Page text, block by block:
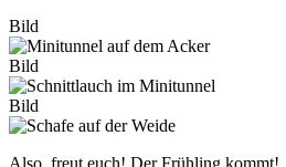
Bild
Bild
Bild